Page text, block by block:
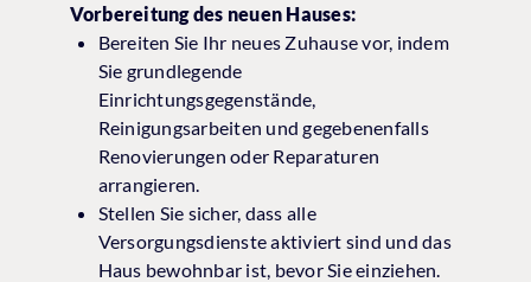
Vorbereitung des neuen Hauses:
Bereiten Sie Ihr neues Zuhause vor, indem
Sie grundlegende
Einrichtungsgegenstände,
Reinigungsarbeiten und gegebenenfalls
Renovierungen oder Reparaturen
arrangieren.
Stellen Sie sicher, dass alle
Versorgungsdienste aktiviert sind und das
Haus bewohnbar ist, bevor Sie einziehen.